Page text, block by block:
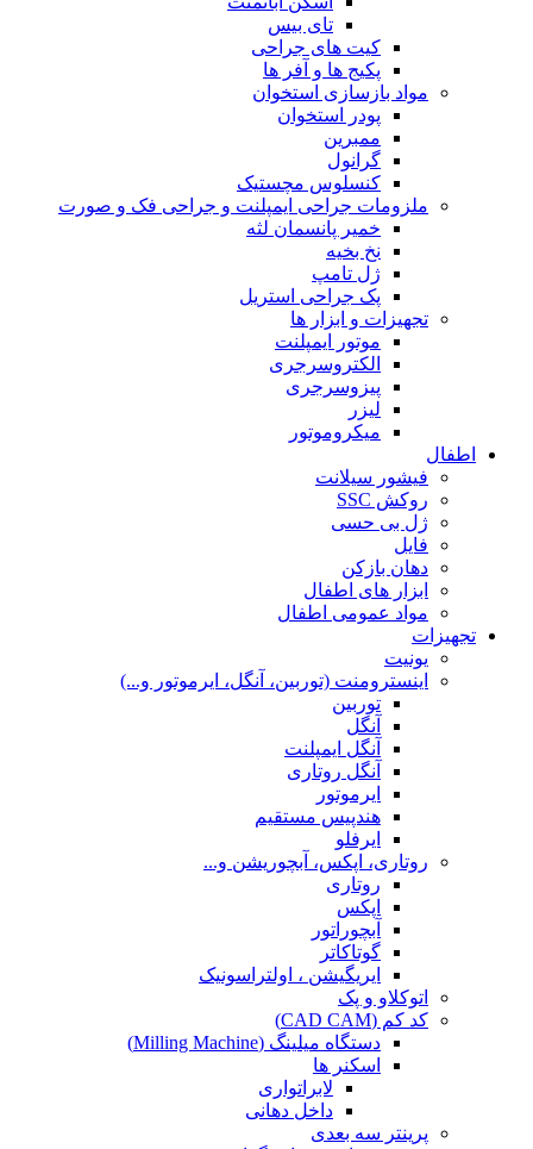
تای بیس
کیت های جراحی
پکیج ها و آفر ها
مواد بازسازی استخوان
پودر استخوان
ممبرین
گرانول
کنسلوس مچستیک
ملزومات جراحی ایمپلنت و جراحی فک و صورت
خمیر پانسمان لثه
نخ بخیه
ژل تامپ
پک جراحی استریل
تجهیزات و ابزار ها
موتور ایمپلنت
الکتروسرجری
پیزوسرجری
لیزر
میکروموتور
اطفال
فیشور سیلانت
روکش SSC
ژل بی حسی
فایل
دهان بازکن
ابزار های اطفال
مواد عمومی اطفال
تجهیزات
یونیت
اینسترومنت (توربین، آنگل، ایرموتور و...)
توربین
آنگل
آنگل ایمپلنت
آنگل روتاری
ایرموتور
هندپیس مستقیم
ایرفلو
روتاری، اپکس، آبچوریشن و...
روتاری
اپکس
آبچوراتور
گوتاکاتر
ایریگیشن ، اولتراسونیک
اتوکلاو و پک
کد کم (CAD CAM)
دستگاه میلینگ (Milling Machine)
اسکنر ها
لابراتواری
داخل دهانی
پرینتر سه بعدی